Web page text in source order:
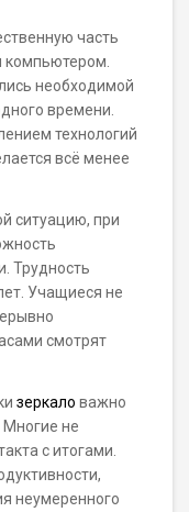
часть
необходимой
времени.
технологий
всё менее
ситуацию, при
Трудность
Учащиеся не
смотрят
зеркало важно
Многие не
с итогами.
неумеренного